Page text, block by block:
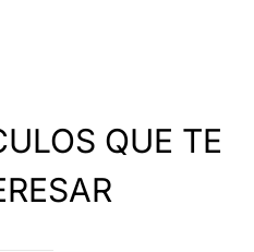
QUE TE